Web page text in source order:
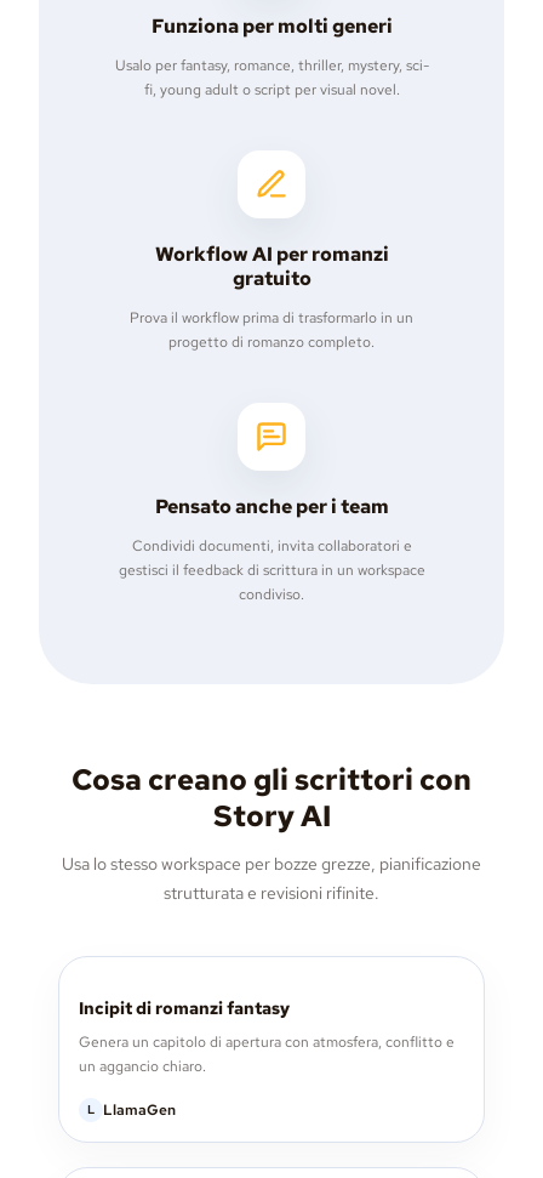
Funziona per molti generi
Usalo per fantasy, romance, thriller, mystery, sci-
fi, young adult o script per visual novel.
Workflow AI per romanzi
gratuito
Prova il workflow prima di trasformarlo in un
progetto di romanzo completo.
Pensato anche per i team
Condividi documenti, invita collaboratori e
gestisci il feedback di scrittura in un workspace
condiviso.
Cosa creano gli scrittori con
Story AI
Usa lo stesso workspace per bozze grezze, pianificazione
strutturata e revisioni rifinite.
Incipit di romanzi fantasy
Genera un capitolo di apertura con atmosfera, conflitto e
un aggancio chiaro.
L LlamaGen